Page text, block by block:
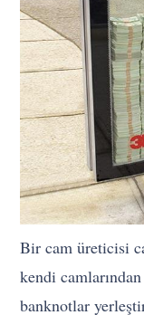
Bir cam üreticisi
kendi
banknotlar